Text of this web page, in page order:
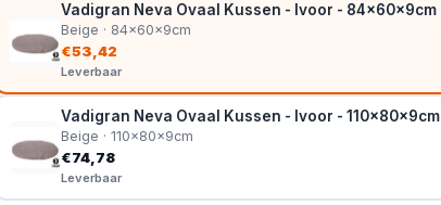
Vadigran Neva Ovaal Kussen - Ivoor - 84x60x9cm
Beige · 84x60x9cm
€53,42
Leverbaar
Vadigran Neva Ovaal Kussen - Ivoor - 110x80x9cm
Beige · 110x80x9cm
€74,78
Leverbaar